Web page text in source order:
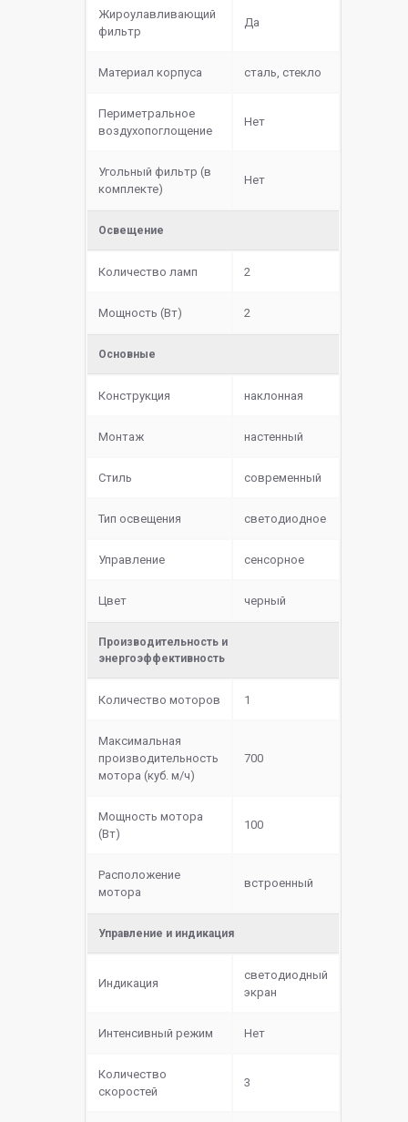
Жироулавливающий
фильтр
Да
Материал корпуса сталь, стекло
Периметральное
воздухопоглощение
Нет
Угольный фильтр (в
комплекте)
Нет
Освещение
Количество ламп 2
Мощность (Вт) 2
Основные
Конструкция наклонная
Монтаж настенный
Стиль современный
Тип освещения светодиодное
Управление сенсорное
Цвет черный
Производительность и
энергоэффективность
Количество моторов 1
Максимальная
производительность
мотора (куб. м/ч)
700
Мощность мотора
(Вт)
100
Расположение
мотора
встроенный
Управление и индикация
Индикация
светодиодный
экран
Интенсивный режим Нет
Количество
скоростей
3